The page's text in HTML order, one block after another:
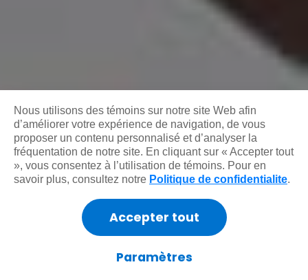
Nous utilisons des témoins sur notre site Web afin
d’améliorer votre expérience de navigation, de vous
proposer un contenu personnalisé et d’analyser la
fréquentation de notre site. En cliquant sur « Accepter tout
», vous consentez à l’utilisation de témoins. Pour en
savoir plus, consultez notre Politique de confidentialite.
Accepter tout
Paramètres